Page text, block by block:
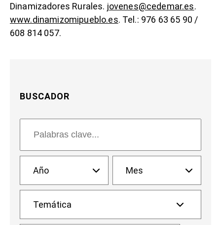
Dinamizadores Rurales. jovenes@cedemar.es.
www.dinamizomipueblo.es. Tel.: 976 63 65 90 /
608 814 057.
BUSCADOR